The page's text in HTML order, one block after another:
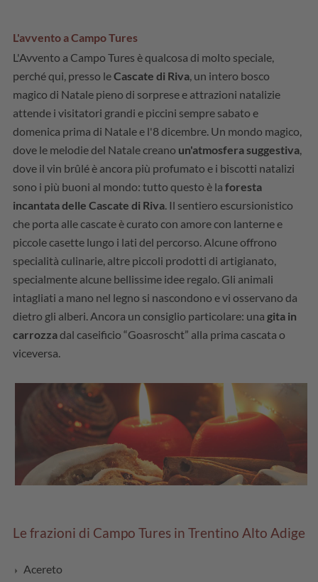
L'avvento a Campo Tures
L'Avvento a Campo Tures è qualcosa di molto speciale,
perché qui, presso leCascate di Riva , un intero bosco
magico di Natale pieno di sorprese e attrazioni natalizie
attende i visitatori grandi e piccini sempre sabato e
domenica prima di Natale e l'8 dicembre. Un mondo magico,
dove le melodie del Natale creano un'atmosfera suggestiva
dove il vin brûlé è ancora più profumato e i biscotti natalizi
sono i più buoni al mondo: tutto questo è la foresta
incantata delle Cascate di Riva . Il sentiero escursionistico
che porta alle cascate è curato con amore con lanterne e
piccole casette lungo i lati del percorso. Alcune offrono
specialità culinarie, altre piccoli prodotti di artigianato,
specialmente alcune bellissime idee regalo. Gli animali
intagliati a mano nel legno si nascondono e vi osservano da
dietro gli alberi. Ancora un consiglio particolare: una gita in
carrozzadal caseificio “Goasroscht” alla prima cascata o
viceversa.
Le frazioni di Campo Tures in Trentino Alto Adige
Acereto